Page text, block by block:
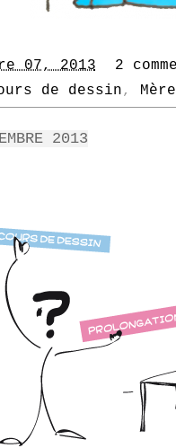
07, 2013
2
de dessin,
2013